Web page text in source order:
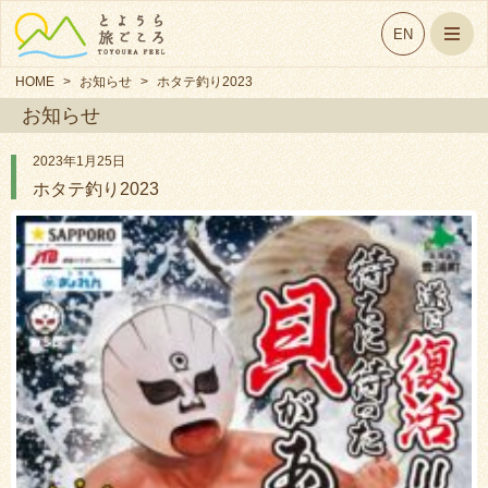
EN
HOME > お知らせ > ホタテ釣り2023
お知らせ
2023年1月25日
ホタテ釣り2023